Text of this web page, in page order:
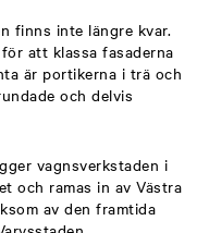
finns inte längre kvar.
att klassa fasaderna
är portikerna i trä och
och delvis
vagnsverkstaden i
och ramas in av Västra
av den framtida